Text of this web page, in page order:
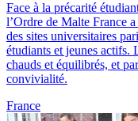
Face à la précarité
l’Ordre de Malte France
des sites universitaires
étudiants et jeunes actifs.
chauds et équilibrés, et
convivialité.
France